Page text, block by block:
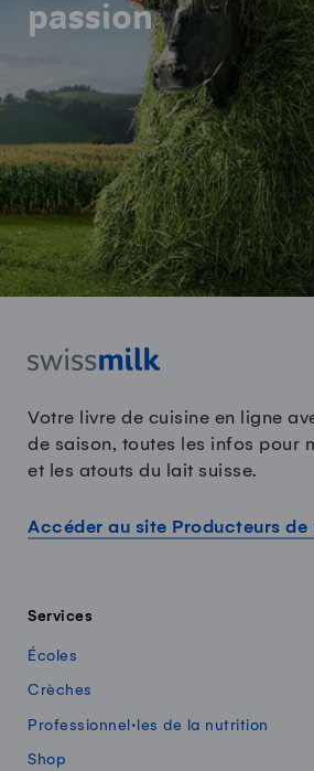
passion
Votre livre de cuisine en ligne
de saison, toutes les infos pour
et les atouts du lait suisse.
Accéder au site Producteurs de
Services
Écoles
Crèches
Professionnel·les de la nutrition
Shop